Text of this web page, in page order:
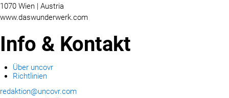
1070 Wien | Austria
www.daswunderwerk.com
Info & Kontakt
Über uncovr
Richtlinien
redaktion@uncovr.com